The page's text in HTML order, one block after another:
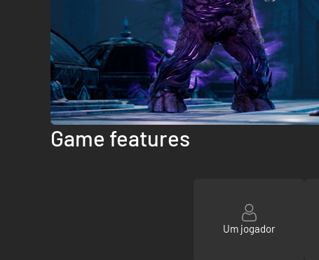
Game features
Um jogador